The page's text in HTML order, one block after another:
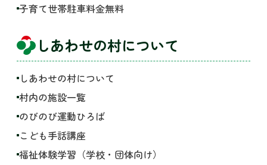
子育て世帯駐車料金無料
しあわせの村について
しあわせの村について
村内の施設一覧
のびのび運動ひろば
こども手話講座
福祉体験学習（学校・団体向け）